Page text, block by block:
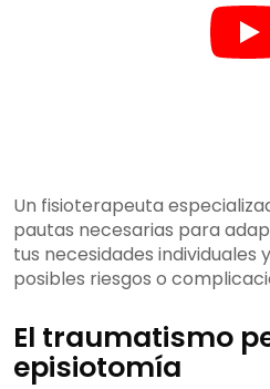
Un fisioterapeuta
pautas necesarias para
tus necesidades
posibles riesgos o
El traumatismo
episiotomía